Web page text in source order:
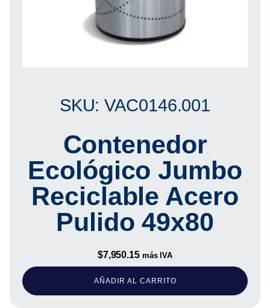
SKU: VAC0146.001
Contenedor
Ecológico Jumbo
Reciclable Acero
Pulido 49x80
$7,950.15 más IVA
AÑADIR AL CARRITO